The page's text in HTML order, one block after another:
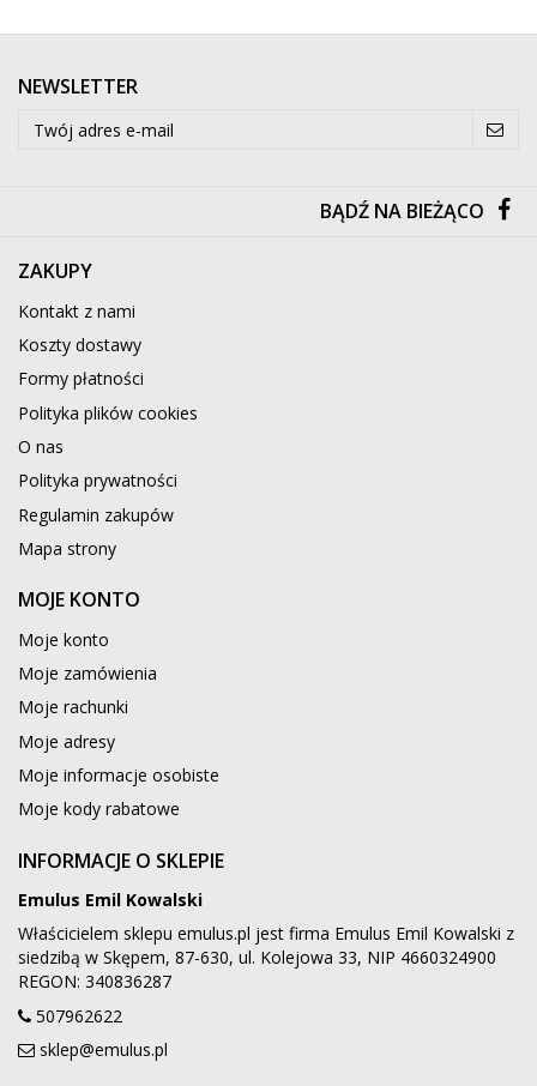
NEWSLETTER
BĄDŹ NA BIEŻĄCO
ZAKUPY
Kontakt z nami
Koszty dostawy
Formy płatności
Polityka plików cookies
O nas
Polityka prywatności
Regulamin zakupów
Mapa strony
MOJE KONTO
Moje konto
Moje zamówienia
Moje rachunki
Moje adresy
Moje informacje osobiste
Moje kody rabatowe
INFORMACJE O SKLEPIE
Emulus Emil Kowalski
Właścicielem sklepu emulus.pl jest firma Emulus Emil Kowalski z
siedzibą w Skępem, 87-630, ul. Kolejowa 33, NIP 4660324900
REGON: 340836287
507962622
sklep@emulus.pl